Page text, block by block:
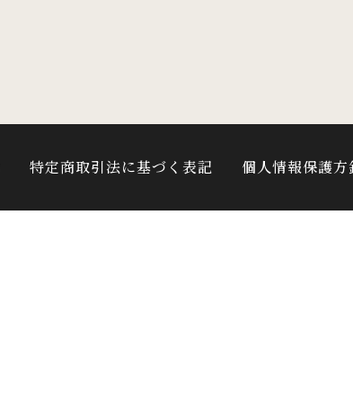
特定商取引法に基づく表記 個人情報保護方